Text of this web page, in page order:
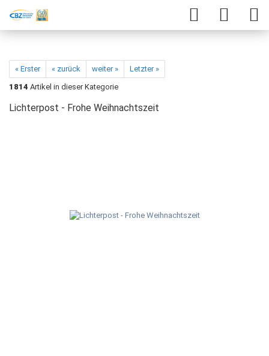
« Erster « zurück weiter »
Letzter »
1814 Artikel in dieser Kategorie
Lichterpost - Frohe Weihnachtszeit